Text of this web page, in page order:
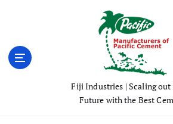
Fiji Industries | Scaling
Future with the Best